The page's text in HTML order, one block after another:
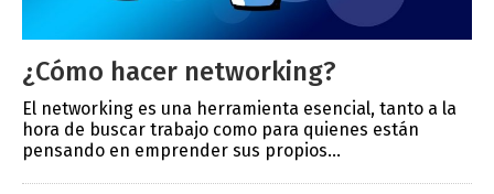
¿Cómo hacer networking?
El networking es una herramienta esencial, tanto a la
hora de buscar trabajo como para quienes están
pensando en emprender sus propios...